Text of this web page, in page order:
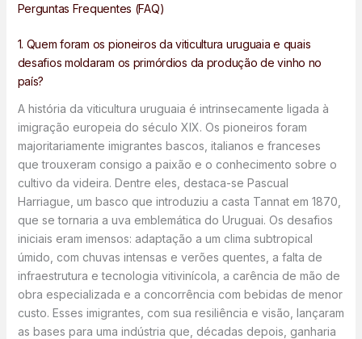
Perguntas Frequentes (FAQ)
1. Quem foram os pioneiros da viticultura uruguaia e quais
desafios moldaram os primórdios da produção de vinho no
país?
A história da viticultura uruguaia é intrinsecamente ligada à
imigração europeia do século XIX. Os pioneiros foram
majoritariamente imigrantes bascos, italianos e franceses
que trouxeram consigo a paixão e o conhecimento sobre o
cultivo da videira. Dentre eles, destaca-se Pascual
Harriague, um basco que introduziu a casta Tannat em 1870,
que se tornaria a uva emblemática do Uruguai. Os desafios
iniciais eram imensos: adaptação a um clima subtropical
úmido, com chuvas intensas e verões quentes, a falta de
infraestrutura e tecnologia vitivinícola, a carência de mão de
obra especializada e a concorrência com bebidas de menor
custo. Esses imigrantes, com sua resiliência e visão, lançaram
as bases para uma indústria que, décadas depois, ganharia